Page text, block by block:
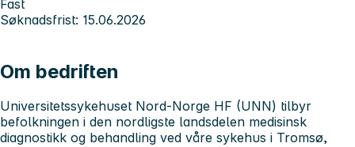
Fast
Søknadsfrist: 15.06.2026
Om bedriften
Universitetssykehuset Nord-Norge HF (UNN) tilbyr
befolkningen i den nordligste landsdelen medisinsk
diagnostikk og behandling ved våre sykehus i Tromsø,